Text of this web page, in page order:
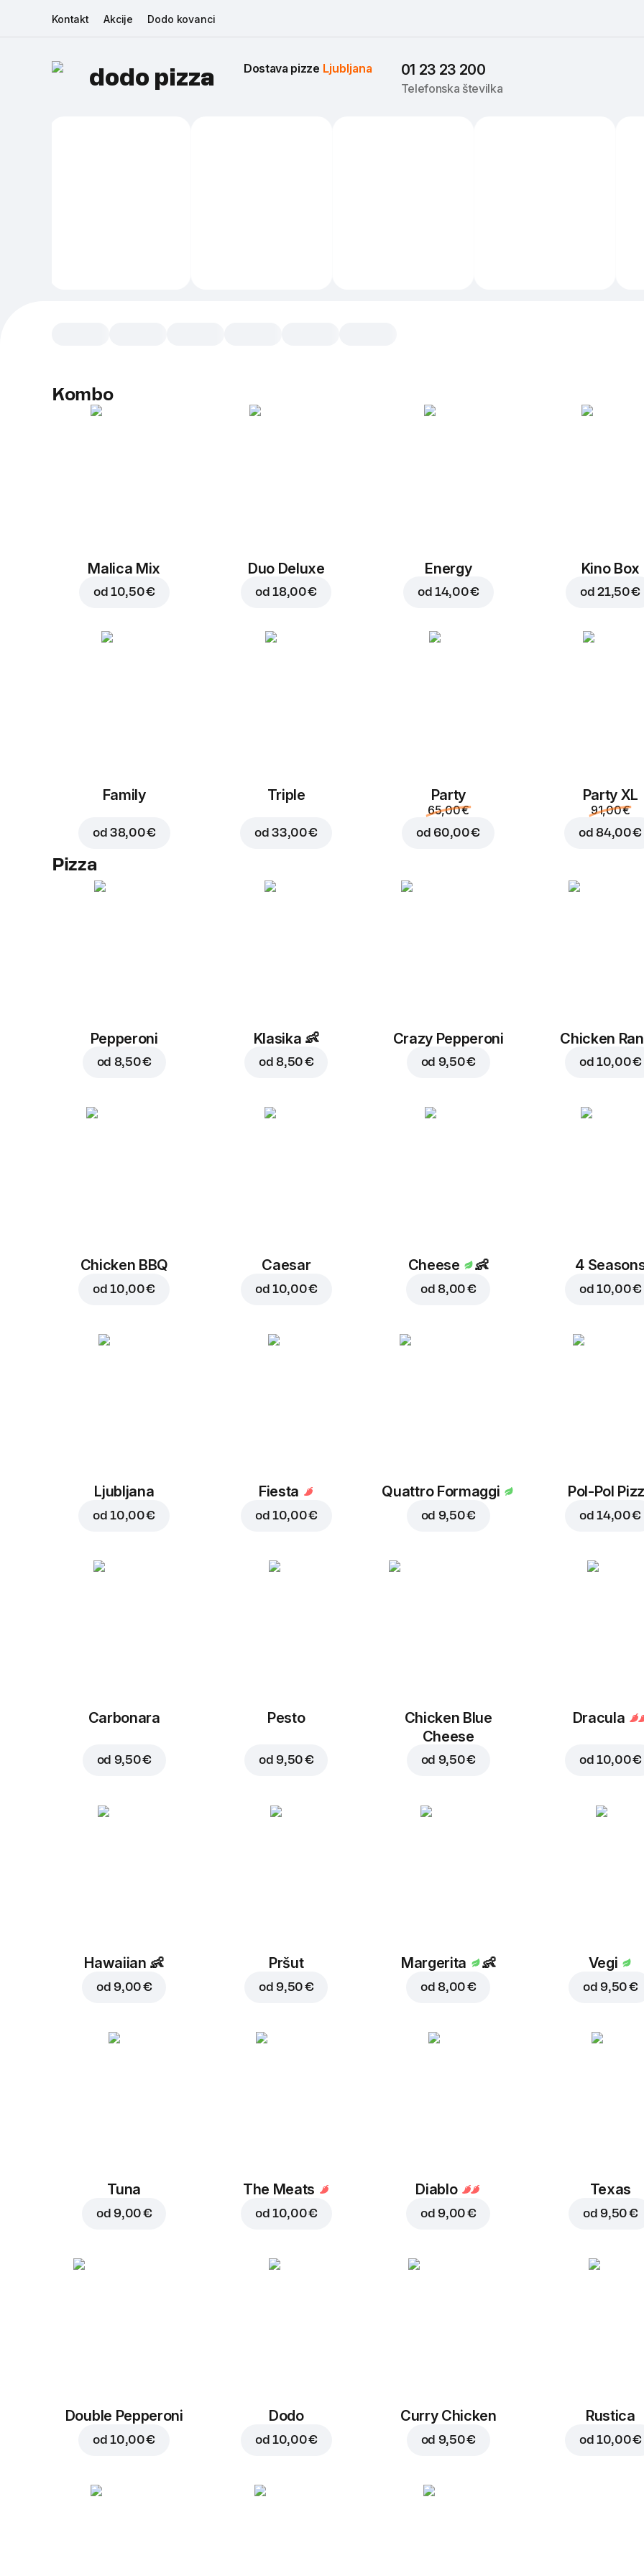
Kontakt Akcije Dodo kovanci
dodo pizza Dostava pizze Ljubljana 01 23 23 200
Telefonska številka
Dodaj v košaro za
Kombo
Malica Mix
od 10,50 €
Duo Deluxe
od18,00 €
Energy
od 14,00 €
Kino Box
od21,50 €
Family
od 38,00 €
Triple
od33,00 €
Party
65,00 €
od 60,00 €
Party XL
91,00 €
od 84,00 €
Pizza
Pepperoni
od 8,50 €
Klasika 👶
od 8,50 €
Crazy Pepperoni
od 9,50 €
Chicken
od 10,00 €
Chicken BBQ
od 10,00 €
Caesar
od 10,00 €
Cheese 👶
od 8,00 €
4
od 10,00 €
Ljubljana
od 10,00 €
Fiesta
od 10,00 €
Quattro Formaggi
od 9,50 €
Pol-Pol
od 14,00 €
Carbonara
od 9,50 €
Pesto
od 9,50 €
Chicken Blue
Cheese
od 9,50 €
Dracula
od 10,00 €
Hawaiian 👶
od 9,00 €
Pršut
od 9,50 €
Margerita 👶
od 8,00 €
Vegi
od 9,50 €
Tuna
od 9,00 €
The Meats
od 10,00 €
Diablo
od 9,00 €
Texas
od 9,50 €
Double Pepperoni
od10,00 €
Dodo
od 10,00 €
Curry Chicken
od 9,50 €
Rustica
od 10,00 €